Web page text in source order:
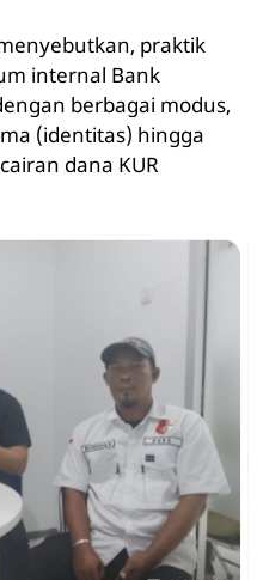
praktik
internal Bank
berbagai modus,
(identitas) hingga
dana KUR